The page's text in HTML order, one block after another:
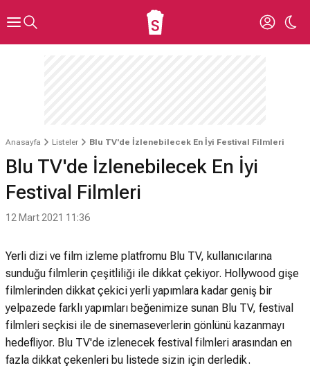
Anasayfa Listeler Blu TV'de İzlenebilecek En İyi Festival Filmleri
Blu TV'de İzlenebilecek En İyi
Festival Filmleri
12 Mart 2021 11:36
Yerli dizi ve film izleme platfromu Blu TV, kullanıcılarına
sunduğu filmlerin çeşitliliği ile dikkat çekiyor. Hollywood gişe
filmlerinden dikkat çekici yerli yapımlara kadar geniş bir
yelpazede farklı yapımları beğenimize sunan Blu TV, festival
filmleri seçkisi ile de sinemaseverlerin gönlünü kazanmayı
hedefliyor. Blu TV'de izlenecek festival filmleri arasından en
fazla dikkat çekenleri bu listede sizin için derledik.